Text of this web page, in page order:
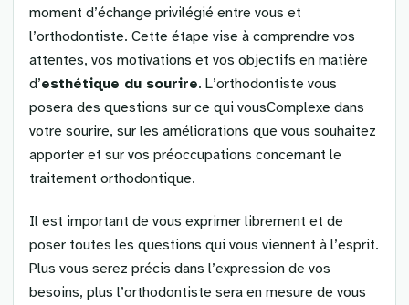
moment d’échange privilégié entre vous et
l’orthodontiste. Cette étape vise à comprendre vos
attentes, vos motivations et vos objectifs en matière
d’esthétique du sourire. L’orthodontiste vous
posera des questions sur ce qui vousComplexe dans
votre sourire, sur les améliorations que vous souhaitez
apporter et sur vos préoccupations concernant le
traitement orthodontique.
Il est important de vous exprimer librement et de
poser toutes les questions qui vous viennent à l’esprit.
Plus vous serez précis dans l’expression de vos
besoins, plus l’orthodontiste sera en mesure de vous